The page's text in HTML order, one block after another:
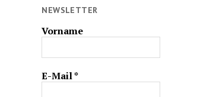
NEWSLETTER
Vorname
E-Mail*